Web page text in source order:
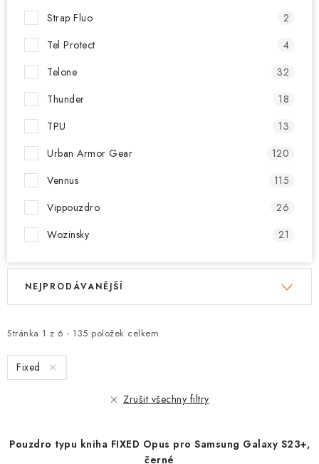
Strap Fluo
2
Tel Protect
4
Telone
32
Thunder
18
TPU
13
Urban Armor Gear
120
Vennus
115
Vippouzdro
26
Wozinsky
21
V
i
s
p
d
Stránka 1 z 6 - 135 položek celkem
Ř
e
n
í
o
NEJPRODÁVANĚJŠÍ
Fixed
Zrušit všechny filtry
Pouzdro typu kniha FIXED Opus pro Samsung Galaxy S23+,
černé